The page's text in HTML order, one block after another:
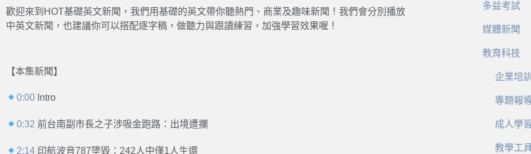
歡迎來到HOT基礎英文新聞，我們用基礎的英文帶你聽熱門、商業及趣味新聞！我們會分別播放
中英文新聞，也建議你可以搭配逐字稿，做聽力與跟讀練習，加強學習效果喔！
【本集新聞】
0:00 Intro
0:32 前台南副市長之子涉吸金跑路：出境遭攔
2:14 印航波音787墜毀：242人中僅1人生還
多益考試
媒體新聞
教育科技
企業培
專題報
成人學
教學工